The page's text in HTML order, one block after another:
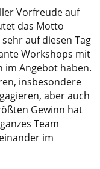
Vorfreude auf
das Motto
auf diesen Tag
Workshops mit
im Angebot haben.
insbesondere
aber auch
Gewinn hat
Team
im